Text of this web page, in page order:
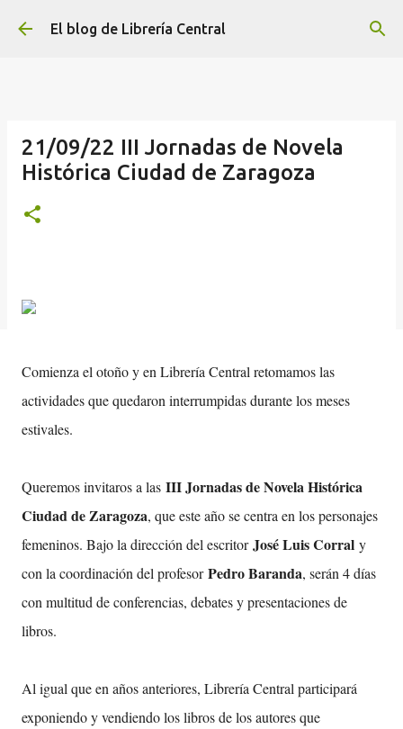
Ir al contenido principal
El blog de Librería Central
21/09/22 III Jornadas de Novela
Histórica Ciudad de Zaragoza
Comienza el otoño y en Librería Central retomamos las
actividades que quedaron interrumpidas durante los meses
estivales.
Queremos invitaros a las III Jornadas de Novela Histórica
Ciudad de Zaragoza, que este año se centra en los personajes
femeninos. Bajo la dirección del escritorJosé Luis Corral y
con la coordinación del profesorPedro Baranda, serán 4 días
con multitud de conferencias, debates y presentaciones de
libros.
Al igual que en años anteriores, Librería Central participará
exponiendo y vendiendo los libros de los autores que